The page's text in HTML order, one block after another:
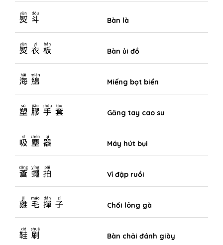
熨斗 Bàn là
熨衣板 Bàn ủi đồ
海綿 Miếng bọt biển
塑膠手套 Găng tay cao su
吸塵器 Máy hút bụi
蒼蠅拍 Vỉ đập ruồi
雞毛撣子 Chổi lông gà
鞋刷 Bàn chải đánh giày